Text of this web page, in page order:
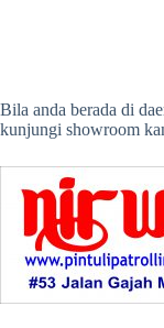
Bila anda berada di
kunjungi showroom